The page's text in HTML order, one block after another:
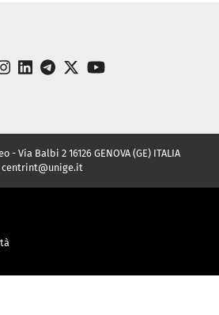
instagram
linkedin
telegram
twitteryoutube
- Via Balbi 2 16126 GENOVA (GE) ITALIA
centrint@unige.it